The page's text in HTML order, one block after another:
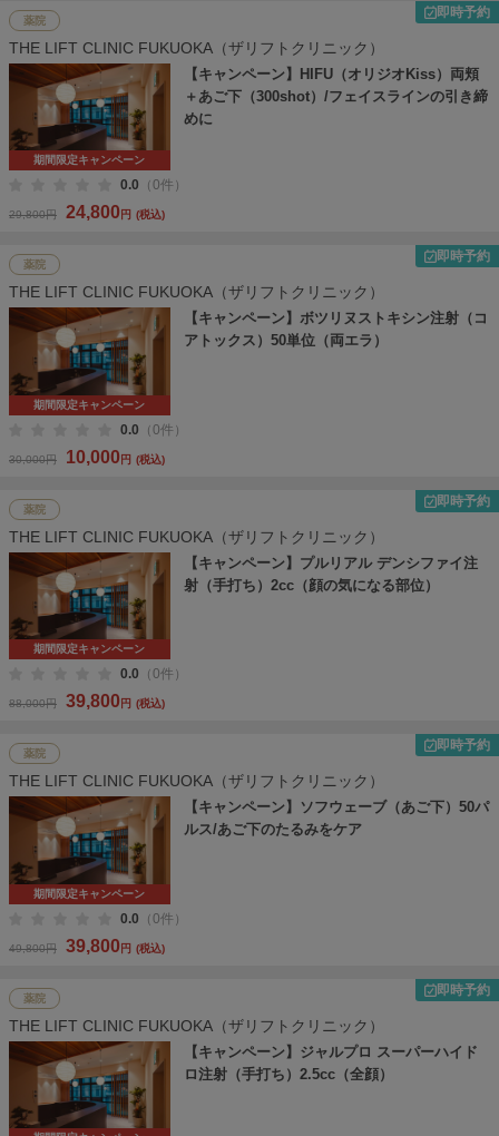
薬院
即時予約
THE LIFT CLINIC FUKUOKA（ザリフトクリニック）
期間限定キャンペーン
【キャンペーン】HIFU（オリジオKiss）両頬
＋あご下（300shot）/フェイスラインの引き締
めに
0.0 （0件）
29,800円 24,800円 (税込)
薬院
即時予約
THE LIFT CLINIC FUKUOKA（ザリフトクリニック）
期間限定キャンペーン
【キャンペーン】ボツリヌストキシン注射（コ
アトックス）50単位（両エラ）
0.0 （0件）
30,000円 10,000円 (税込)
薬院
即時予約
THE LIFT CLINIC FUKUOKA（ザリフトクリニック）
期間限定キャンペーン
【キャンペーン】プルリアル デンシファイ注
射（手打ち）2cc（顔の気になる部位）
0.0 （0件）
88,000円 39,800円 (税込)
薬院
即時予約
THE LIFT CLINIC FUKUOKA（ザリフトクリニック）
期間限定キャンペーン
【キャンペーン】ソフウェーブ（あご下）50パ
ルス/あご下のたるみをケア
0.0 （0件）
49,800円 39,800円 (税込)
薬院
即時予約
THE LIFT CLINIC FUKUOKA（ザリフトクリニック）
【キャンペーン】ジャルプロ スーパーハイド
ロ注射（手打ち）2.5cc（全顔）